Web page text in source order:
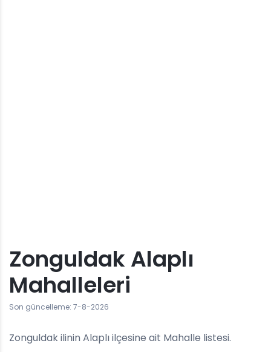
Zonguldak Alaplı
Mahalleleri
Son güncelleme: 7-8-2026
Zonguldak ilinin Alaplı ilçesine ait Mahalle listesi.